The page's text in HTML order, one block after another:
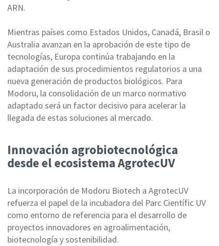
ARN.
Mientras países como Estados Unidos, Canadá, Brasil o
Australia avanzan en la aprobación de este tipo de
tecnologías, Europa continúa trabajando en la
adaptación de sus procedimientos regulatorios a una
nueva generación de productos biológicos. Para
Modoru, la consolidación de un marco normativo
adaptado será un factor decisivo para acelerar la
llegada de estas soluciones al mercado.
Innovación agrobiotecnológica
desde el ecosistema AgrotecUV
La incorporación de Modoru Biotech a AgrotecUV
refuerza el papel de la incubadora del Parc Científic UV
como entorno de referencia para el desarrollo de
proyectos innovadores en agroalimentación,
biotecnología y sostenibilidad.